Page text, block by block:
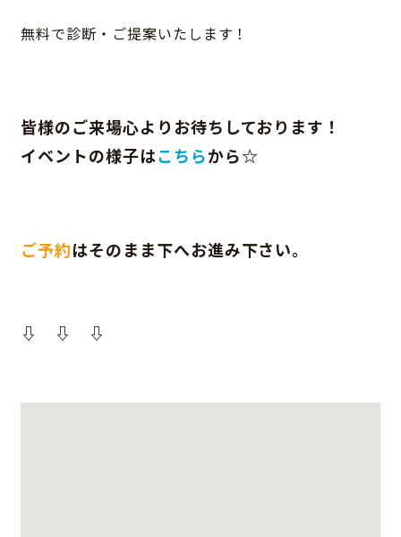
無料で診断・ご提案いたします！
皆様のご来場心よりお待ちしております！
イベントの様子はこちらから☆
ご予約はそのまま下へお進み下さい。
⇩ ⇩ ⇩